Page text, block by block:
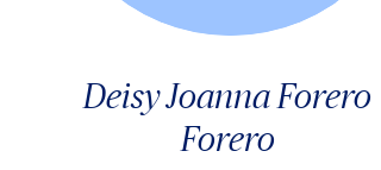
Deisy Joanna Forero
Forero